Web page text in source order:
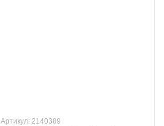
Артикул: 2140389